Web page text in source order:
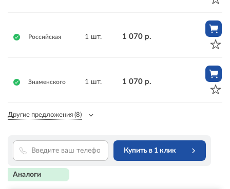
Российская 1 шт. 1 070 р.
Знаменского 1 шт. 1 070 р.
Другие предложения (8)
Купить в 1 клик
Аналоги